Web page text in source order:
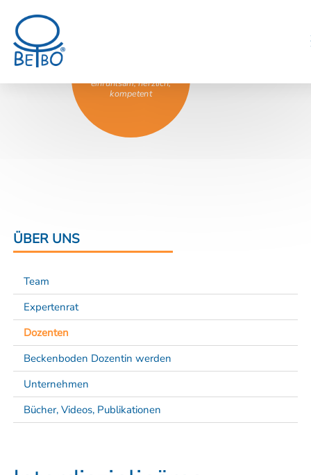
einfühlsam, herzlich,
kompetent
ÜBER UNS
Team
Expertenrat
Dozenten
Beckenboden Dozentin werden
Unternehmen
Bücher, Videos, Publikationen